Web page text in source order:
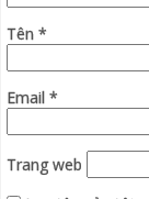
Tên *
Email *
Trang web